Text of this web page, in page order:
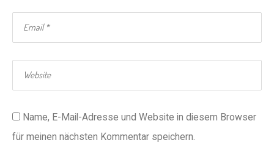
Name, E-Mail-Adresse und Website in diesem Browser
für meinen nächsten Kommentar speichern.